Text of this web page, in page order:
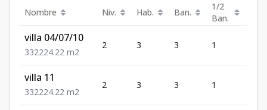
Nombre Niv. Hab. Ban.
1/2
Ban.
villa 04/07/10
332224.22 m2
2 3 3 1
villa 11
332224.22 m2
2 3 3 1